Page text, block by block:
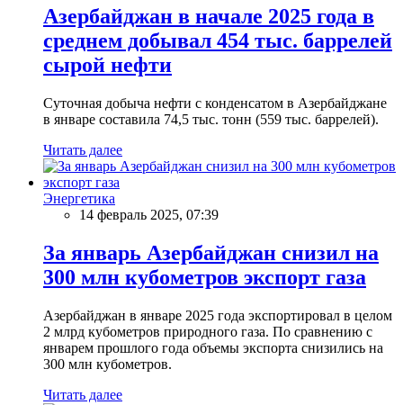
Азербайджан в начале 2025 года в
среднем добывал 454 тыс. баррелей
сырой нефти
Суточная добыча нефти с конденсатом в Азербайджане
в январе составила 74,5 тыс. тонн (559 тыс. баррелей).
Читать далее
Энергетика
14 февраль 2025, 07:39
За январь Азербайджан снизил на
300 млн кубометров экспорт газа
Азербайджан в январе 2025 года экспортировал в целом
2 млрд кубометров природного газа. По сравнению с
январем прошлого года объемы экспорта снизились на
300 млн кубометров.
Читать далее